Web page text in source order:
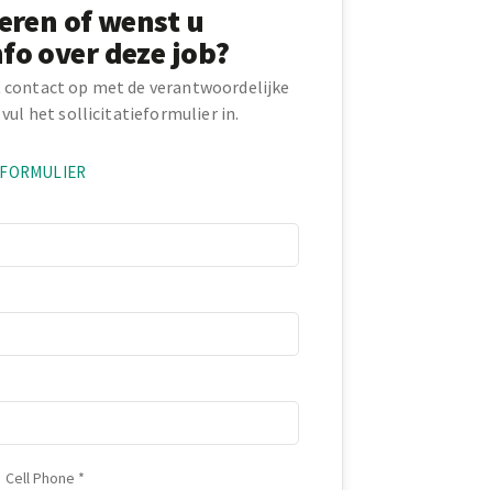
of wenst u
over deze job?
contact op met de verantwoordelijke
het sollicitatieformulier in.
Cell Phone